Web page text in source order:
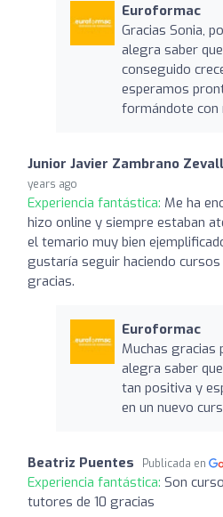
Euroformac
Gracias Sonia,
alegra saber
conseguido
esperamos
formándote
Junior Javier Zambrano
years ago
Experiencia fantástica: Me ha
hizo online y siempre estaban
el temario muy bien
gustaría seguir haciendo
gracias.
Euroformac
Muchas gracias
alegra saber
tan positiva y
en un nuevo
Beatriz Puentes Publicada en
Experiencia fantástica: Son
tutores de 10 gracias